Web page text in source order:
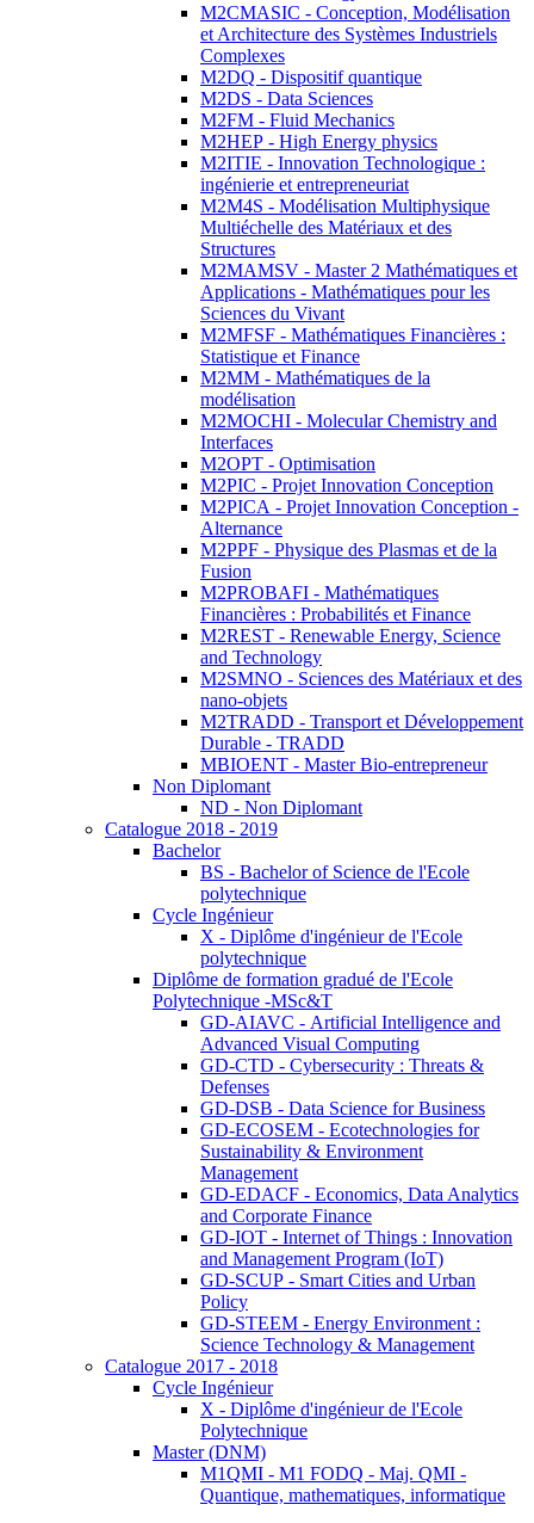
M2CMASIC - Conception, Modélisation
et Architecture des Systèmes Industriels
Complexes
M2DQ - Dispositif quantique
M2DS - Data Sciences
M2FM - Fluid Mechanics
M2HEP - High Energy physics
M2ITIE - Innovation Technologique :
ingénierie et entrepreneuriat
M2M4S - Modélisation Multiphysique
Multiéchelle des Matériaux et des
Structures
M2MAMSV - Master 2 Mathématiques et
Applications - Mathématiques pour les
Sciences du Vivant
M2MFSF - Mathématiques Financières :
Statistique et Finance
M2MM - Mathématiques de la
modélisation
M2MOCHI - Molecular Chemistry and
Interfaces
M2OPT - Optimisation
M2PIC - Projet Innovation Conception
M2PICA - Projet Innovation Conception -
Alternance
M2PPF - Physique des Plasmas et de la
Fusion
M2PROBAFI - Mathématiques
Financières : Probabilités et Finance
M2REST - Renewable Energy, Science
and Technology
M2SMNO - Sciences des Matériaux et des
nano-objets
M2TRADD - Transport et Développement
Durable - TRADD
MBIOENT - Master Bio-entrepreneur
Non Diplomant
ND - Non Diplomant
Catalogue 2018 - 2019
Bachelor
BS - Bachelor of Science de l'Ecole
polytechnique
Cycle Ingénieur
X - Diplôme d'ingénieur de l'Ecole
polytechnique
Diplôme de formation gradué de l'Ecole
Polytechnique -MSc&T
GD-AIAVC - Artificial Intelligence and
Advanced Visual Computing
GD-CTD - Cybersecurity : Threats &
Defenses
GD-DSB - Data Science for Business
GD-ECOSEM - Ecotechnologies for
Sustainability & Environment
Management
GD-EDACF - Economics, Data Analytics
and Corporate Finance
GD-IOT - Internet of Things : Innovation
and Management Program (IoT)
GD-SCUP - Smart Cities and Urban
Policy
GD-STEEM - Energy Environment :
Science Technology & Management
Catalogue 2017 - 2018
Cycle Ingénieur
X - Diplôme d'ingénieur de l'Ecole
Polytechnique
Master (DNM)
M1QMI - M1 FODQ - Maj. QMI -
Quantique, mathematiques, informatique